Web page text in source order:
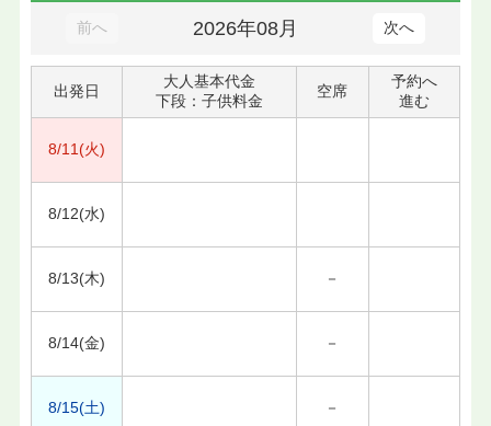
前へ 2026年08月 次へ
出発日
大人基本代金
下段：子供料金
空席
予約へ
進む
8/11(火)
8/12(水)
8/13(木) －
8/14(金) －
8/15(土) －